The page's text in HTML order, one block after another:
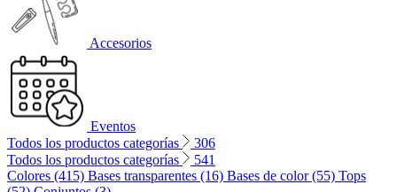
Accesorios
Eventos
Todos los productos categorías
306
Todos los productos categorías
541
Colores (415) Bases transparentes (16) Bases de color (55) Tops